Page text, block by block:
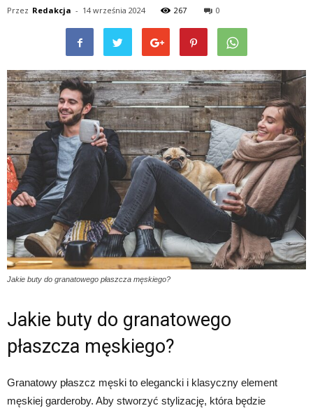
Przez Redakcja - 14 września 2024 267 0
Jakie buty do granatowego płaszcza męskiego?
Jakie buty do granatowego
płaszcza męskiego?
Granatowy płaszcz męski to elegancki i klasyczny element
męskiej garderoby. Aby stworzyć stylizację, która będzie